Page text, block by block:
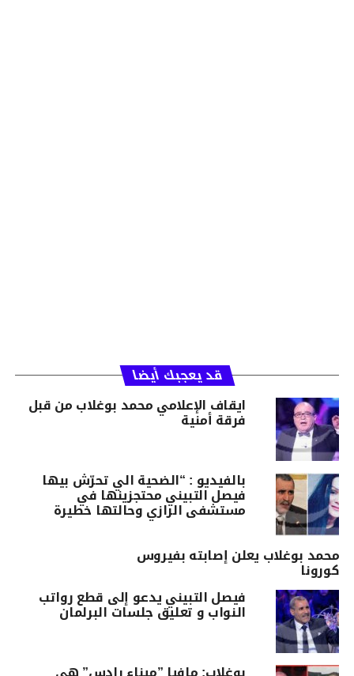
قد يعجبك أيضا
ايقاف الإعلامي محمد بوغلاب من قبل
فرقة أمنية
بالفيديو : “الضحية الي تحرّش بيها
فيصل التبيني محتجزينها في
مستشفى الرازي وحالتها خطيرة
محمد بوغلاب يعلن إصابته بفيروس
كورونا
فيصل التبيني يدعو إلى قطع رواتب
النواب و تعليق جلسات البرلمان